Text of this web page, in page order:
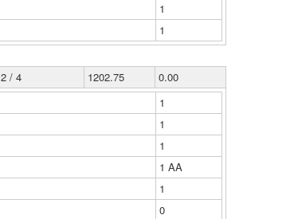
1
1
2 / 4 1202.75
0.00
1
1
1
1 ΑΑ
1
0